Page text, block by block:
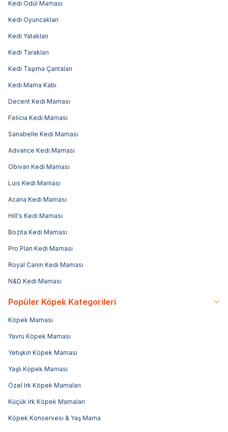
Kedi Ödül Maması
Kedi Oyuncakları
Kedi Yatakları
Kedi Tarakları
Kedi Taşıma Çantaları
Kedi Mama Kabı
Decent Kedi Maması
Felicia Kedi Maması
Sanabelle Kedi Maması
Advance Kedi Maması
Obivan Kedi Maması
Luis Kedi Maması
Acana Kedi Maması
Hill's Kedi Maması
Bozita Kedi Maması
Pro Plan Kedi Maması
Royal Canin Kedi Maması
N&D Kedi Maması
Popüler Köpek Kategorileri
Köpek Maması
Yavru Köpek Maması
Yetişkin Köpek Maması
Yaşlı Köpek Maması
Özel Irk Köpek Mamaları
Küçük Irk Köpek Mamaları
Köpek Konservesi & Yaş Mama